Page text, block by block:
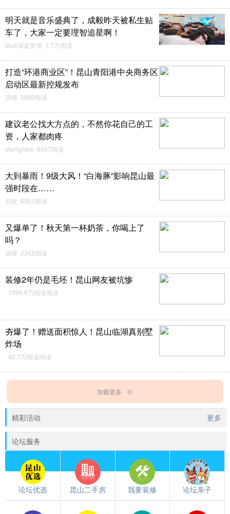
明天就是音乐盛典了，成毅昨天被私生贴
车了，大家一定要理智追星啊！
blue深蓝梦境 1.7万阅读
打造“环港商业区”！昆山青阳港中央商务区
启动区最新控规发布
凉瞳 2860阅读
建议老公找大方点的，不然你花自己的工
资，人家都肉疼
starlightok 6547阅读
大到暴雨！9级大风！“白海豚”影响昆山最
强时段在……
北欢 6561阅读
又爆单了！秋天第一杯奶茶，你喝上了
吗？
凉瞳 2262阅读
装修2年仍是毛坯！昆山网友被坑惨
1996.8万阅读阅读
夯爆了！赠送面积惊人！昆山临湖真别墅
炸场
42.7万阅读阅读
加载更多
精彩活动 更多
论坛服务
论坛优选 昆山二手房 我要装修 论坛亲子